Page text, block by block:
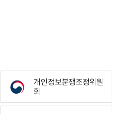
개인정보분쟁조정위원
회